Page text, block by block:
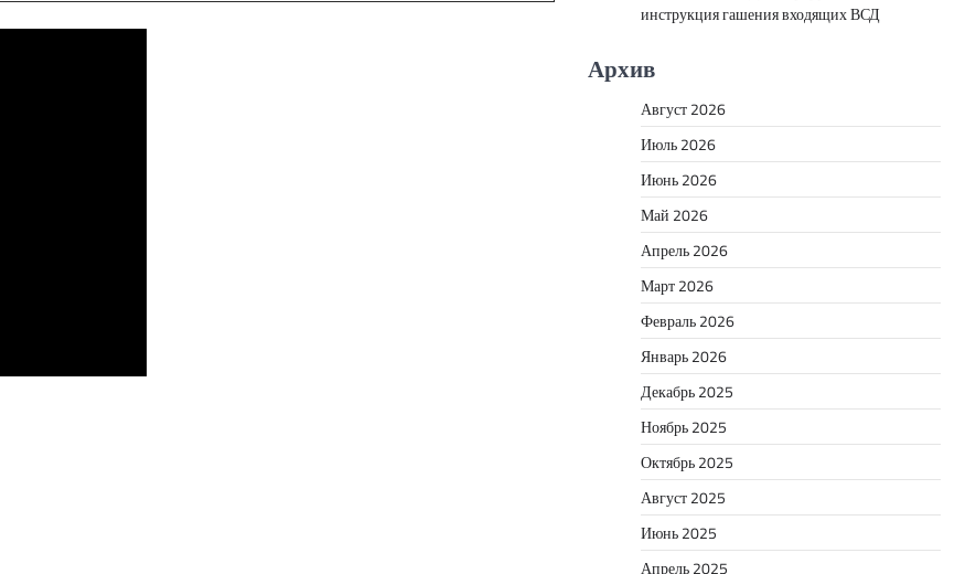
инструкция гашения входящих ВСД
Архив
Август 2026
Июль 2026
Июнь 2026
Май 2026
Апрель 2026
Март 2026
Февраль 2026
Январь 2026
Декабрь 2025
Ноябрь 2025
Октябрь 2025
Август 2025
Июнь 2025
Апрель 2025